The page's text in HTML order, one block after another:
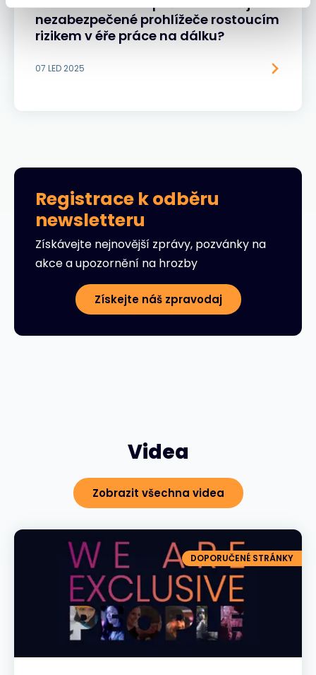
nezabezpečené prohlížeče rostoucím
rizikem v éře práce na dálku?
07 LED 2025
Registrace k odběru
newsletteru
Získávejte nejnovější zprávy, pozvánky na
akce a upozornění na hrozby
Získejte náš zpravodaj
Videa
Zobrazit všechna videa
DOPORUČENÉ STRÁNKY